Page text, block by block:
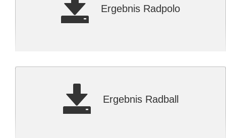
Ergebnis Radpolo
Ergebnis Radball